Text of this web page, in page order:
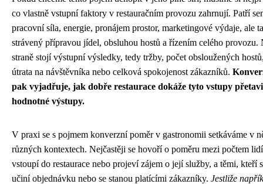
co vlastně vstupní faktory v restauračním provozu zahrnují. Patří
pracovní síla, energie, pronájem prostor, marketingové výdaje, ale
strávený přípravou jídel, obsluhou hostů a řízením celého provozu.
straně stojí výstupní výsledky, tedy tržby, počet obsloužených
útrata na návštěvníka nebo celková spokojenost zákazníků.
pak vyjadřuje, jak dobře restaurace dokáže tyto vstupy
hodnotné výstupy.
V praxi se s pojmem konverzní poměr v gastronomii setkáváme v
různých kontextech. Nejčastěji se hovoří o poměru mezi počtem
vstoupí do restaurace nebo projeví zájem o její služby, a těmi, kteří
učiní objednávku nebo se stanou platícími zákazníky. Jestliže